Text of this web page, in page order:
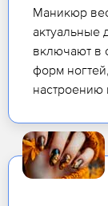
Маникюр
актуальные
включают в
форм